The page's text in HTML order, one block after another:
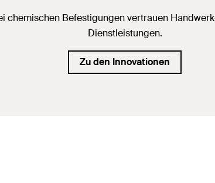
chemischen Befestigungen vertrauen
Dienstleistungen.
Zu den Innovationen